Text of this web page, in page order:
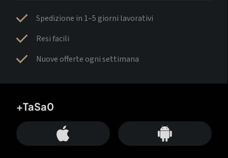
Spedizione in 1–5 giorni lavorativi
Resi facili
Nuove offerte ogni settimana
+TaSa0